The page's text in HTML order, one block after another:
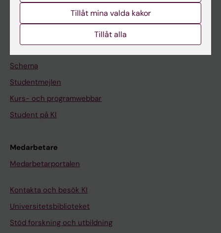
Schema
Studentmejlen
Kurs- och programwebbar
Student på KI
Medarbetare
Medarbetarportalen
Kontakta och besök KI
Universitetsbiblioteket
Stöd forskning och utbildning
Tillåt mina valda kakor
Tillåt alla